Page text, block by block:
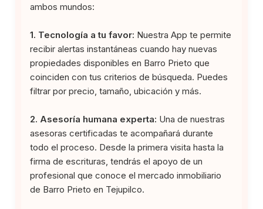
ambos mundos:
1. Tecnología a tu favor: Nuestra App te permite
recibir alertas instantáneas cuando hay nuevas
propiedades disponibles en Barro Prieto que
coinciden con tus criterios de búsqueda. Puedes
filtrar por precio, tamaño, ubicación y más.
2. Asesoría humana experta: Una de nuestras
asesoras certificadas te acompañará durante
todo el proceso. Desde la primera visita hasta la
firma de escrituras, tendrás el apoyo de un
profesional que conoce el mercado inmobiliario
de Barro Prieto en Tejupilco.